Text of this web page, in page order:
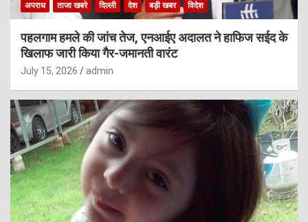
अपराध ताजा खबरे दिल्ली देश बड़ी खबर विदेश
पहलगाम हमले की जांच तेज, एनआईए अदालत ने हाफिज सईद के
खिलाफ जारी किया गैर-जमानती वारंट
July 15, 2026 admin